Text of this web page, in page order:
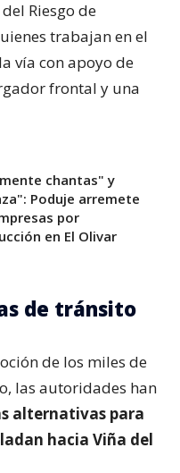
Riesgo de
trabajan en el
vía con apoyo de
frontal y una
chantas" y
Poduje arremete
por
en El Olivar
de tránsito
de los miles de
las autoridades han
alternativas para
hacia Viña del